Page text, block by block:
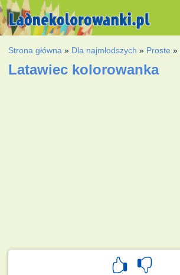
Strona główna » Dla najmłodszych » Proste »
Latawiec kolorowanka